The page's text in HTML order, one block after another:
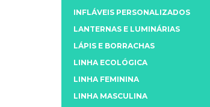
INFLÁVEIS PERSONALIZADOS
LANTERNAS E LUMINÁRIAS
LÁPIS E BORRACHAS
LINHA ECOLÓGICA
LINHA FEMININA
LINHA MASCULINA